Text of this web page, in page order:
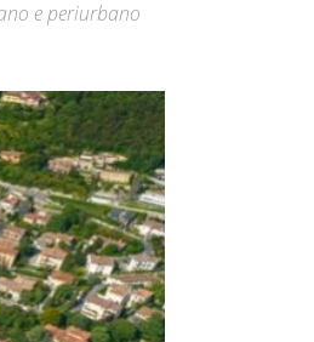
e periurbano